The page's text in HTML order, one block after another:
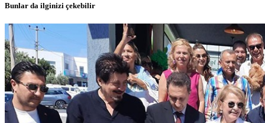
Bunlar da ilginizi çekebilir